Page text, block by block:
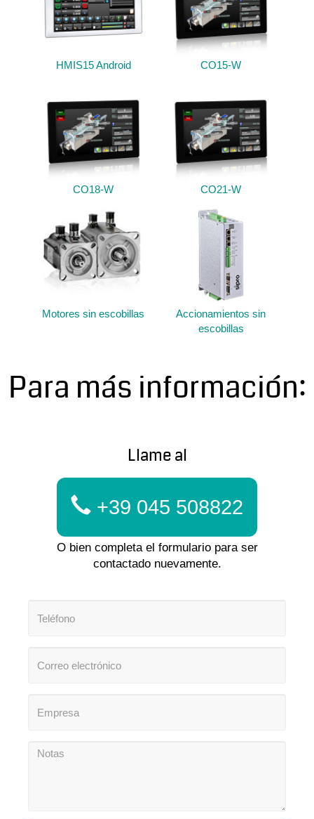
HMIS15 Android CO15-W
CO18-W CO21-W
Motores sin escobillas
Accionamientos sin
escobillas
Para más información:
Llame al
+39 045 508822
O bien completa el formulario para ser
contactado nuevamente.